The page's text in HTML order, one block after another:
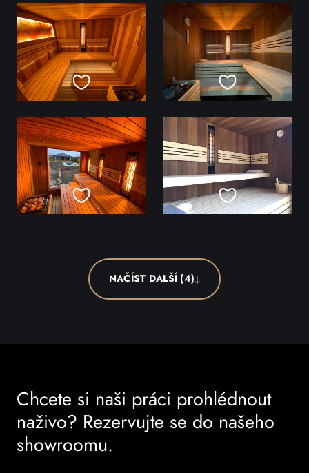
NAČÍST DALŠÍ (4)
Chcete si naši práci prohlédnout
naživo? Rezervujte se do našeho
showroomu.